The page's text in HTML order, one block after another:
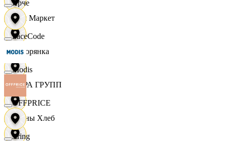
Хом Маркет
Хуторянка
ЦЕРА ГРУПП
Челны Хлеб
Ярче
FaceCode
Modis
OFFPRICE
string